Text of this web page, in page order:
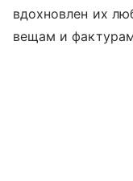
вдохновлен их
вещам и